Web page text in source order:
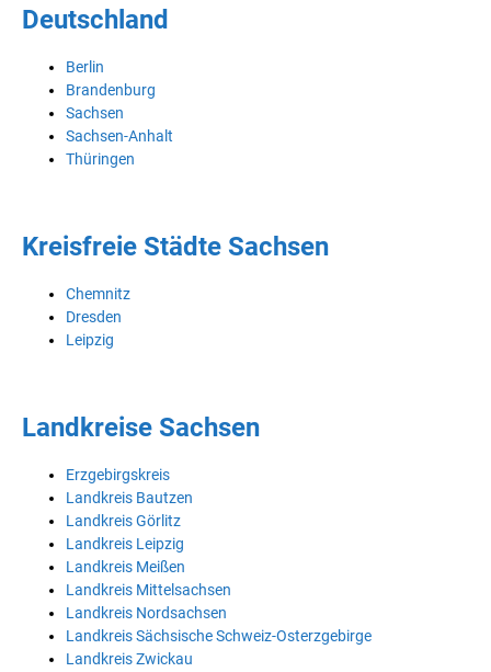
Deutschland
Berlin
Brandenburg
Sachsen
Sachsen-Anhalt
Thüringen
Kreisfreie Städte Sachsen
Chemnitz
Dresden
Leipzig
Landkreise Sachsen
Erzgebirgskreis
Landkreis Bautzen
Landkreis Görlitz
Landkreis Leipzig
Landkreis Meißen
Landkreis Mittelsachsen
Landkreis Nordsachsen
Landkreis Sächsische Schweiz-Osterzgebirge
Landkreis Zwickau